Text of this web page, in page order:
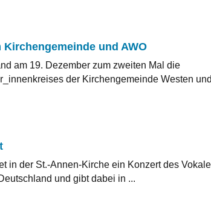
und AWO
am 19. Dezember zum zweiten Mal die
der Kirchengemeinde Westen und
in der St.-Annen-Kirche ein Konzert des
und gibt dabei in ...